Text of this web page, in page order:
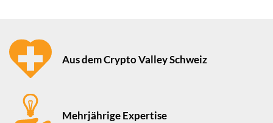
Aus dem Crypto Valley Schweiz
Mehrjährige Expertise